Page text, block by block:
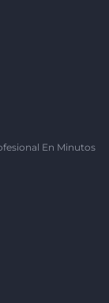
En Minutos